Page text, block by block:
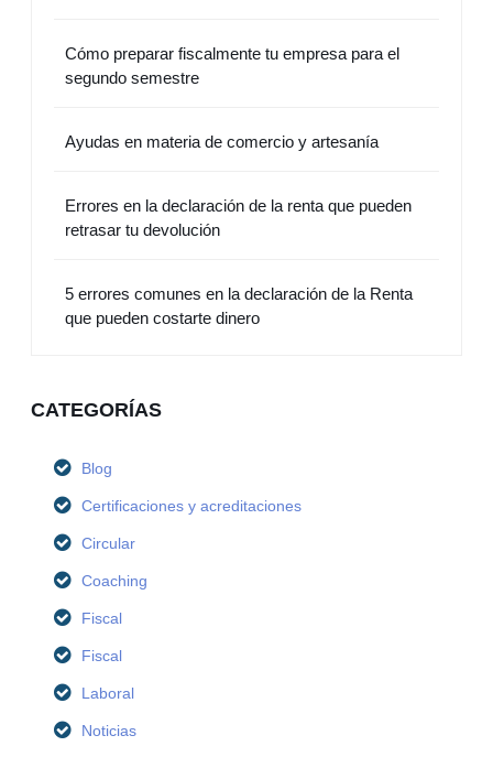
Cómo preparar fiscalmente tu empresa para el
segundo semestre
Ayudas en materia de comercio y artesanía
Errores en la declaración de la renta que pueden
retrasar tu devolución
5 errores comunes en la declaración de la Renta
que pueden costarte dinero
CATEGORÍAS
Blog
Certificaciones y acreditaciones
Circular
Coaching
Fiscal
Fiscal
Laboral
Noticias